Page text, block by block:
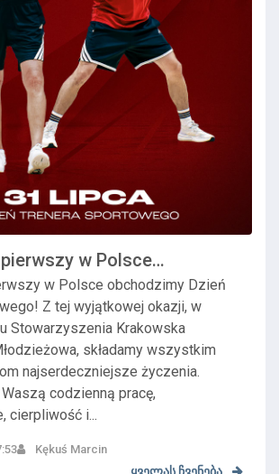
w Polsce
Dzień T...
w Polsce obchodzimy Dzień
Z tej wyjątkowej okazji, w
Stowarzyszenia Krakowska
składamy wszystkim
najserdeczniejsze życzenia.
codzienną pracę,
cierpliwość i...
Kękuś Marcin
ყველას ჩვენება